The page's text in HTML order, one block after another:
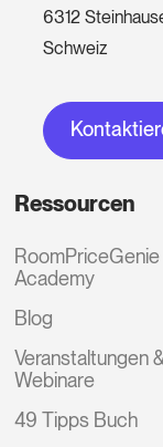
6312
Schweiz
Ressourcen
RoomPriceGenie
Academy
Blog
Veranstaltungen &
Webinare
49 Tipps Buch